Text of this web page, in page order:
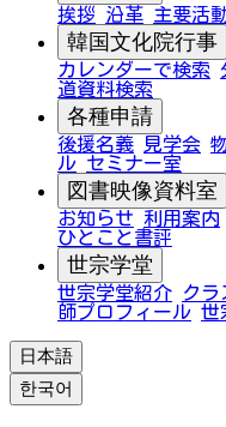
挨拶 沿革 主要活
韓国文化院行事
カレンダーで検索
道資料検索
各種申請
後援名義 見学会
ル セミナー室
図書映像資料室
お知らせ 利用案内
ひとこと書評
世宗学堂
世宗学堂紹介 クラ
師プロフィール 世
日本語
한국어